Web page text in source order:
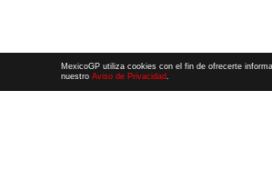
MexicoGP utiliza cookies con el fin de ofrecerte
nuestroAviso de Privacidad.